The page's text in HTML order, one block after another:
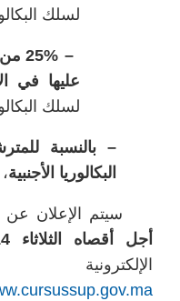
لسلك
–
عليها في
لسلك
– بالنسبة
البكالوريا الأجنبية
سيتم الإعلان عن
أجل أقصاه الثلاثاء 14 يوليوز 2026
الإلكترونية